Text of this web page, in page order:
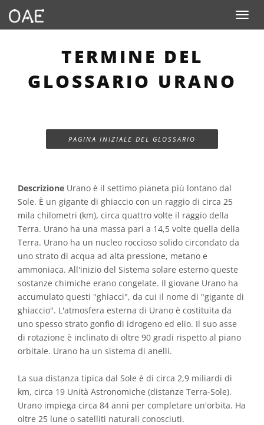
Toggle
TERMINE DEL
GLOSSARIO URANO
PAGINA INIZIALE DEL GLOSSARIO
Descrizione Urano è il settimo pianeta più lontano dal
Sole. È un gigante di ghiaccio con un raggio di circa 25
mila chilometri (km), circa quattro volte il raggio della
Terra. Urano ha una massa pari a 14,5 volte quella della
Terra. Urano ha un nucleo roccioso solido circondato da
uno strato di acqua ad alta pressione, metano e
ammoniaca. All'inizio del Sistema solare esterno queste
sostanze chimiche erano congelate. Il giovane Urano ha
accumulato questi "ghiacci", da cui il nome di "gigante di
ghiaccio". L'atmosfera esterna di Urano è costituita da
uno spesso strato gonfio di idrogeno ed elio. Il suo asse
di rotazione è inclinato di oltre 90 gradi rispetto al piano
orbitale. Urano ha un sistema di anelli.
La sua distanza tipica dal Sole è di circa 2,9 miliardi di
km, circa 19 Unità Astronomiche (distanze Terra-Sole).
Urano impiega circa 84 anni per completare un'orbita. Ha
oltre 25 lune o satelliti naturali conosciuti.